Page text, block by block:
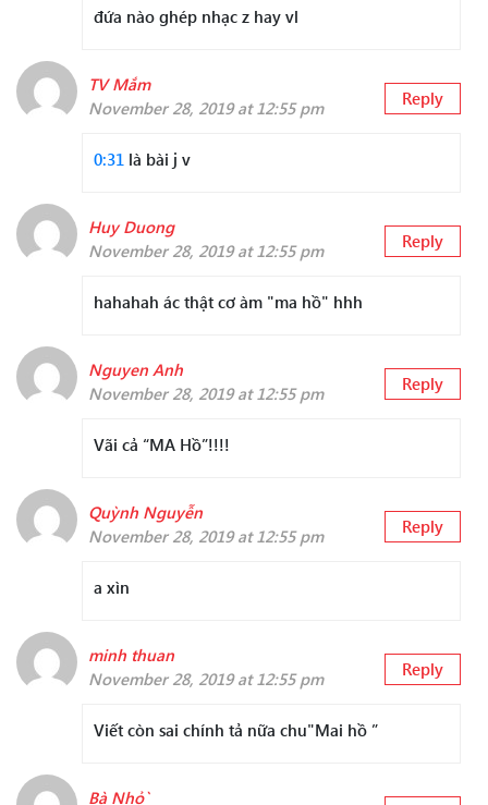
đứa nào ghép nhạc z hay vl
TV Mắm
November 28, 2019 at 12:55 pm
Reply
0:31 là bài j v
Huy Duong
November 28, 2019 at 12:55 pm
Reply
hahahah ác thật cơ àm "ma hồ" hhh
Nguyen Anh
November 28, 2019 at 12:55 pm
Reply
Vãi cả “MA Hồ”!!!!
Quỳnh Nguyễn
November 28, 2019 at 12:55 pm
Reply
a xìn
minh thuan
November 28, 2019 at 12:55 pm
Reply
Viết còn sai chính tả nữa chu"Mai hồ ”
Bà Nhỏ`